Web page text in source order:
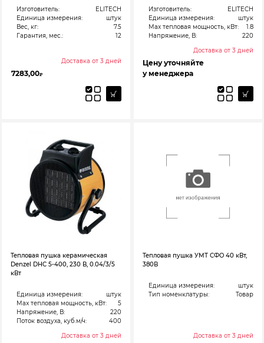
Изготовитель:
ELITECH
Единица измерения:
штук
Вес, кг:
7.5
Гарантия, мес.:
12
Доставка от 3 дней
7283,00₽
Изготовитель:
ELITECH
Единица измерения:
штук
Max тепловая мощность, кВт:
1.8
Напряжение, В:
220
Доставка от 3 дней
Цену уточняйте
у менеджера
Тепловая пушка керамическая
Denzel DHC 5-400, 230 В, 0.04/3/5
кВт
Единица измерения:
штук
Max тепловая мощность, кВт:
5
Напряжение, В:
220
Поток воздуха, куб.м/ч:
400
Доставка от 3 дней
Тепловая пушка УМТ СФО 40 кВт,
380В
Единица измерения:
штук
Тип номенклатуры:
Товар
Доставка от 3 дней